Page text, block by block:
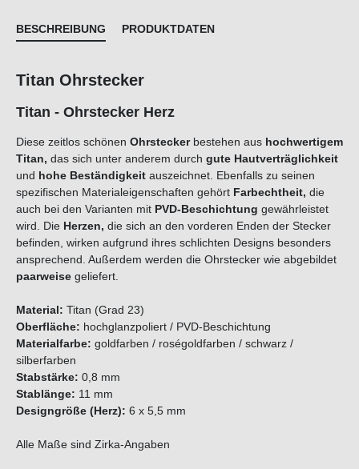
BESCHREIBUNG PRODUKTDATEN
Titan Ohrstecker
Titan - Ohrstecker Herz
Diese zeitlos schönen Ohrsteckerbestehen aus hochwertigem
Titan, das sich unter anderem durch gute Hautverträglichkeit
und hohe Beständigkeit auszeichnet. Ebenfalls zu seinen
spezifischen Materialeigenschaften gehört Farbechtheit, die
auch bei den Varianten mit PVD-Beschichtung gewährleistet
wird. Die Herzen, die sich an den vorderen Enden der Stecker
befinden, wirken aufgrund ihres schlichten Designs besonders
ansprechend. Außerdem werden die Ohrstecker wie abgebildet
paarweise geliefert.
Material: Titan (Grad 23)
Oberfläche: hochglanzpoliert / PVD-Beschichtung
Materialfarbe: goldfarben / roségoldfarben / schwarz /
silberfarben
Stabstärke: 0,8 mm
Stablänge: 11 mm
Designgröße (Herz): 6 x 5,5 mm
Alle Maße sind Zirka-Angaben